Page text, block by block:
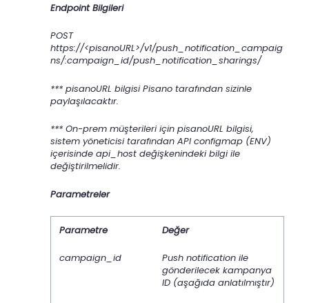
Endpoint Bilgileri
POST
https://<pisanoURL>/v1/push_notification_campaig
ns/:campaign_id/push_notification_sharings/
*** pisanoURL bilgisi Pisano tarafından sizinle
paylaşılacaktır.
*** On-prem müşterileri için pisanoURL bilgisi,
sistem yöneticisi tarafından API configmap (ENV)
içerisinde api_host değişkenindeki bilgi ile
değiştirilmelidir.
Parametreler
Parametre Değer
campaign_id
Push notification ile
gönderilecek kampanya
ID (aşağıda anlatılmıştır)